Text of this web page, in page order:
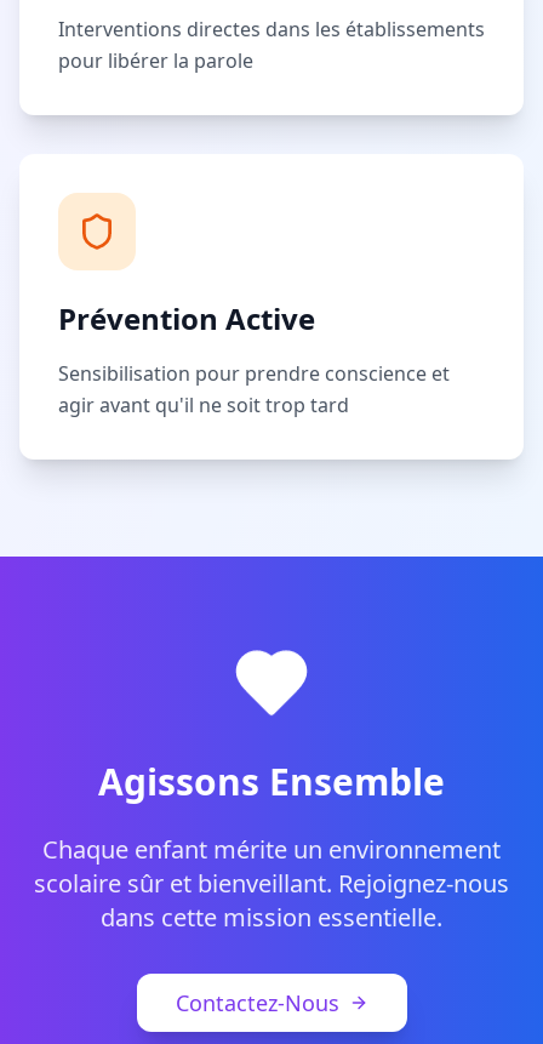
Interventions directes dans les établissements
pour libérer la parole
Prévention Active
Sensibilisation pour prendre conscience et
agir avant qu'il ne soit trop tard
Agissons Ensemble
Chaque enfant mérite un environnement
scolaire sûr et bienveillant. Rejoignez-nous
dans cette mission essentielle.
Contactez-Nous